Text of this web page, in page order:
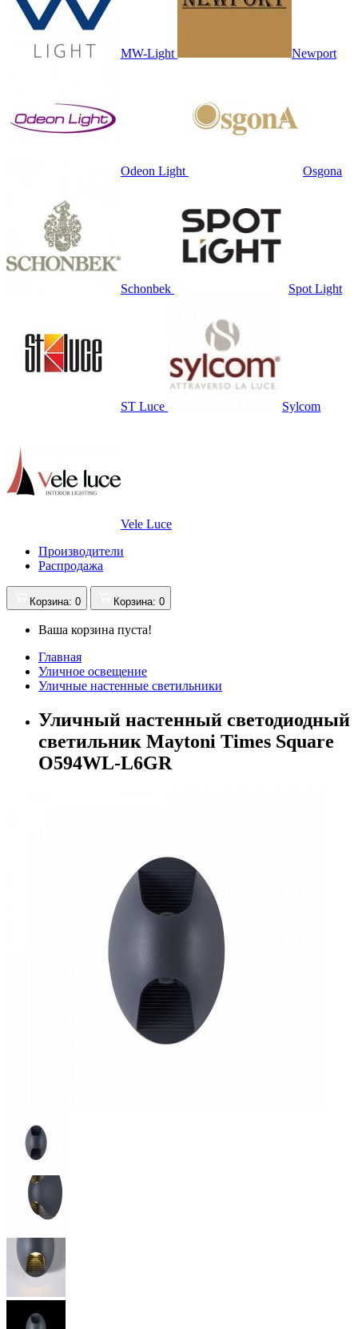
MW-Light Newport
Odeon Light Osgona
Schonbek Spot Light
ST Luce Sylcom
Vele Luce
Производители
Распродажа
Корзина: 0 Корзина: 0
Ваша корзина пуста!
Главная
Уличное освещение
Уличные настенные светильники
Уличный настенный светодиодный
светильник Maytoni Times Square
O594WL-L6GR